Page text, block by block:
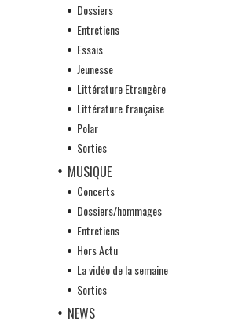
Dossiers
Entretiens
Essais
Jeunesse
Littérature Etrangère
Littérature française
Polar
Sorties
MUSIQUE
Concerts
Dossiers/hommages
Entretiens
Hors Actu
La vidéo de la semaine
Sorties
NEWS